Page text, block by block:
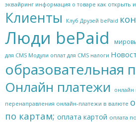
эквайринг информация о товаре как открыть
Клиенты Клуб Друзей bePaid
Люди bePaid
для CMS Модули оплат для CMS налоги
образовательная
Онлайн платежи
онлайн
перенаправления онлайн-платежи в валюте
по картам; оплата картой оплата